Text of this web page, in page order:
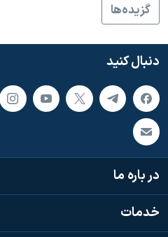
گزيده‌ها
دنبال کنید
در باره ما
خدمات